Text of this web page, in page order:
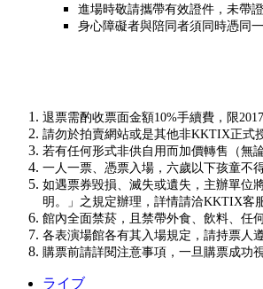
進場時敬請攜帶有效證件，未帶
身心障礙者與陪同者須同時憑同
退票需酌收票面金額10%手續費，限
請勿於拍賣網站或是其他非KKTIX正式
若有任何形式非供自用而加價轉售（無
一人一票、憑票入場，六歲以下孩童不
如遇票券毀損、滅失或遺失，主辦單位
明。」之規定辦理，詳情請洽KKTIX客
館內全面禁菸，且禁帶外食、飲料、任
各表演場館各有其入場規定，請持票人
購票前請詳閱注意事項，一旦購票成功
ライブ